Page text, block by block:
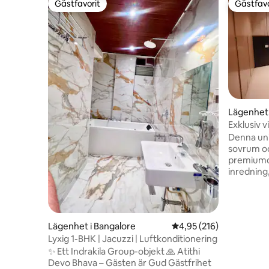
Gästfavorit
Gästfavorit
Lägenhet i Bangalore 4,95 av 5 i
4,95 (216)
Lyxig 1-BHK | Jacuzzi | Luftkonditionering
✨ Ett Indrakila Group-objekt 🙏 Atithi
Devo Bhava – Gästen är Gud Gästfrihet
Exklusiv
Denna
sovrum